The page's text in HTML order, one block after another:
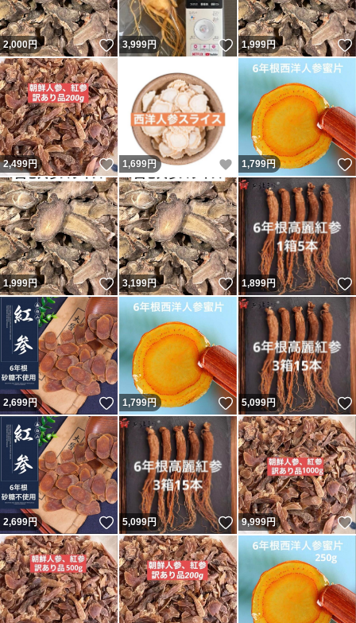
2,000円 いいね！
3,999円 いいね！
1,999円
2,499円 いいね！
1,699円 いいね！
1,799円
1,999円 いいね！
3,199円 いいね！
1,899円
2,699円 いいね！
1,799円 いいね！
5,099円
2,699円 いいね！
5,099円 いいね！
9,999円